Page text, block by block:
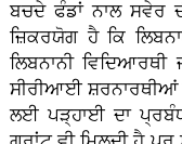
ਬਚਦੇ ਫੰਡਾਂ ਨਾਲ ਸਵੇਰ
ਜ਼ਿਕਰਯੋਗ ਹੈ ਕਿ
ਲਿਬਨਾਨੀ
ਸੀਰੀਆਈ ਸ਼ਰਨਾਰਥੀਆਂ
ਲਈ ਪੜ੍ਹਾਈ ਦਾ